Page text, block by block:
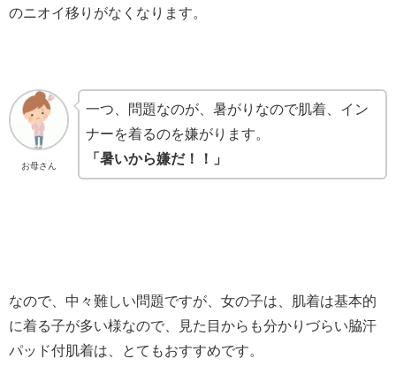
のニオイ移りがなくなります。
お母さん
一つ、問題なのが、暑がりなので肌着、イン
ナーを着るのを嫌がります。
「暑いから嫌だ！！」
なので、中々難しい問題ですが、女の子は、肌着は基本的
に着る子が多い様なので、見た目からも分かりづらい脇汗
パッド付肌着は、とてもおすすめです。